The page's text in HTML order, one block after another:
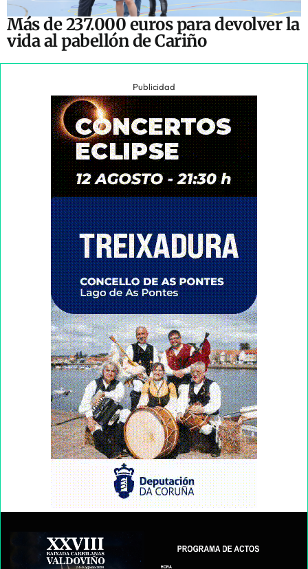
Más de 237.000 euros para devolver la
vida al pabellón de Cariño
Publicidad